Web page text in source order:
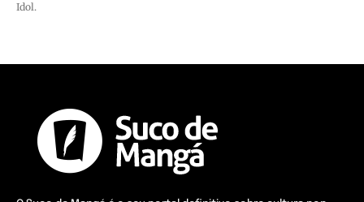
Idol.